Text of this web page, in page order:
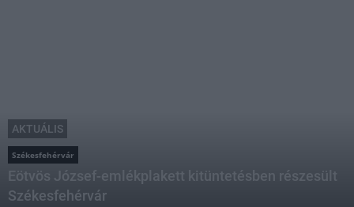
AKTUÁLIS
Székesfehérvár
Eötvös József-emlékplakett kitüntetésben részesült
Székesfehérvár